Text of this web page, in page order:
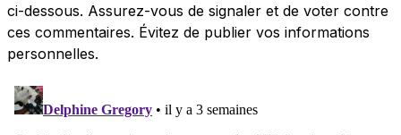
ci-dessous. Assurez-vous de signaler et de voter contre
ces commentaires. Évitez de publier vos informations
personnelles.